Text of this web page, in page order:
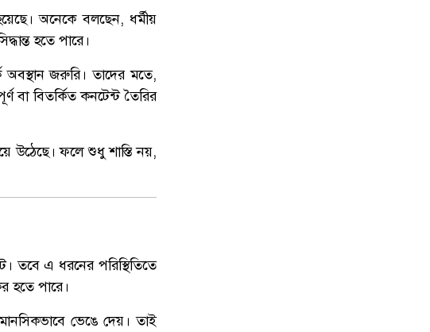
অনেকে বলছেন, ধর্মীয়
হতে পারে।
অবস্থান জরুরি। তাদের মতে,
বা বিতর্কিত কনটেন্ট তৈরির
উঠেছে। ফলে শুধু শাস্তি নয়,
তবে এ ধরনের পরিস্থিতিতে
হতে পারে।
ভেঙে দেয়। তাই